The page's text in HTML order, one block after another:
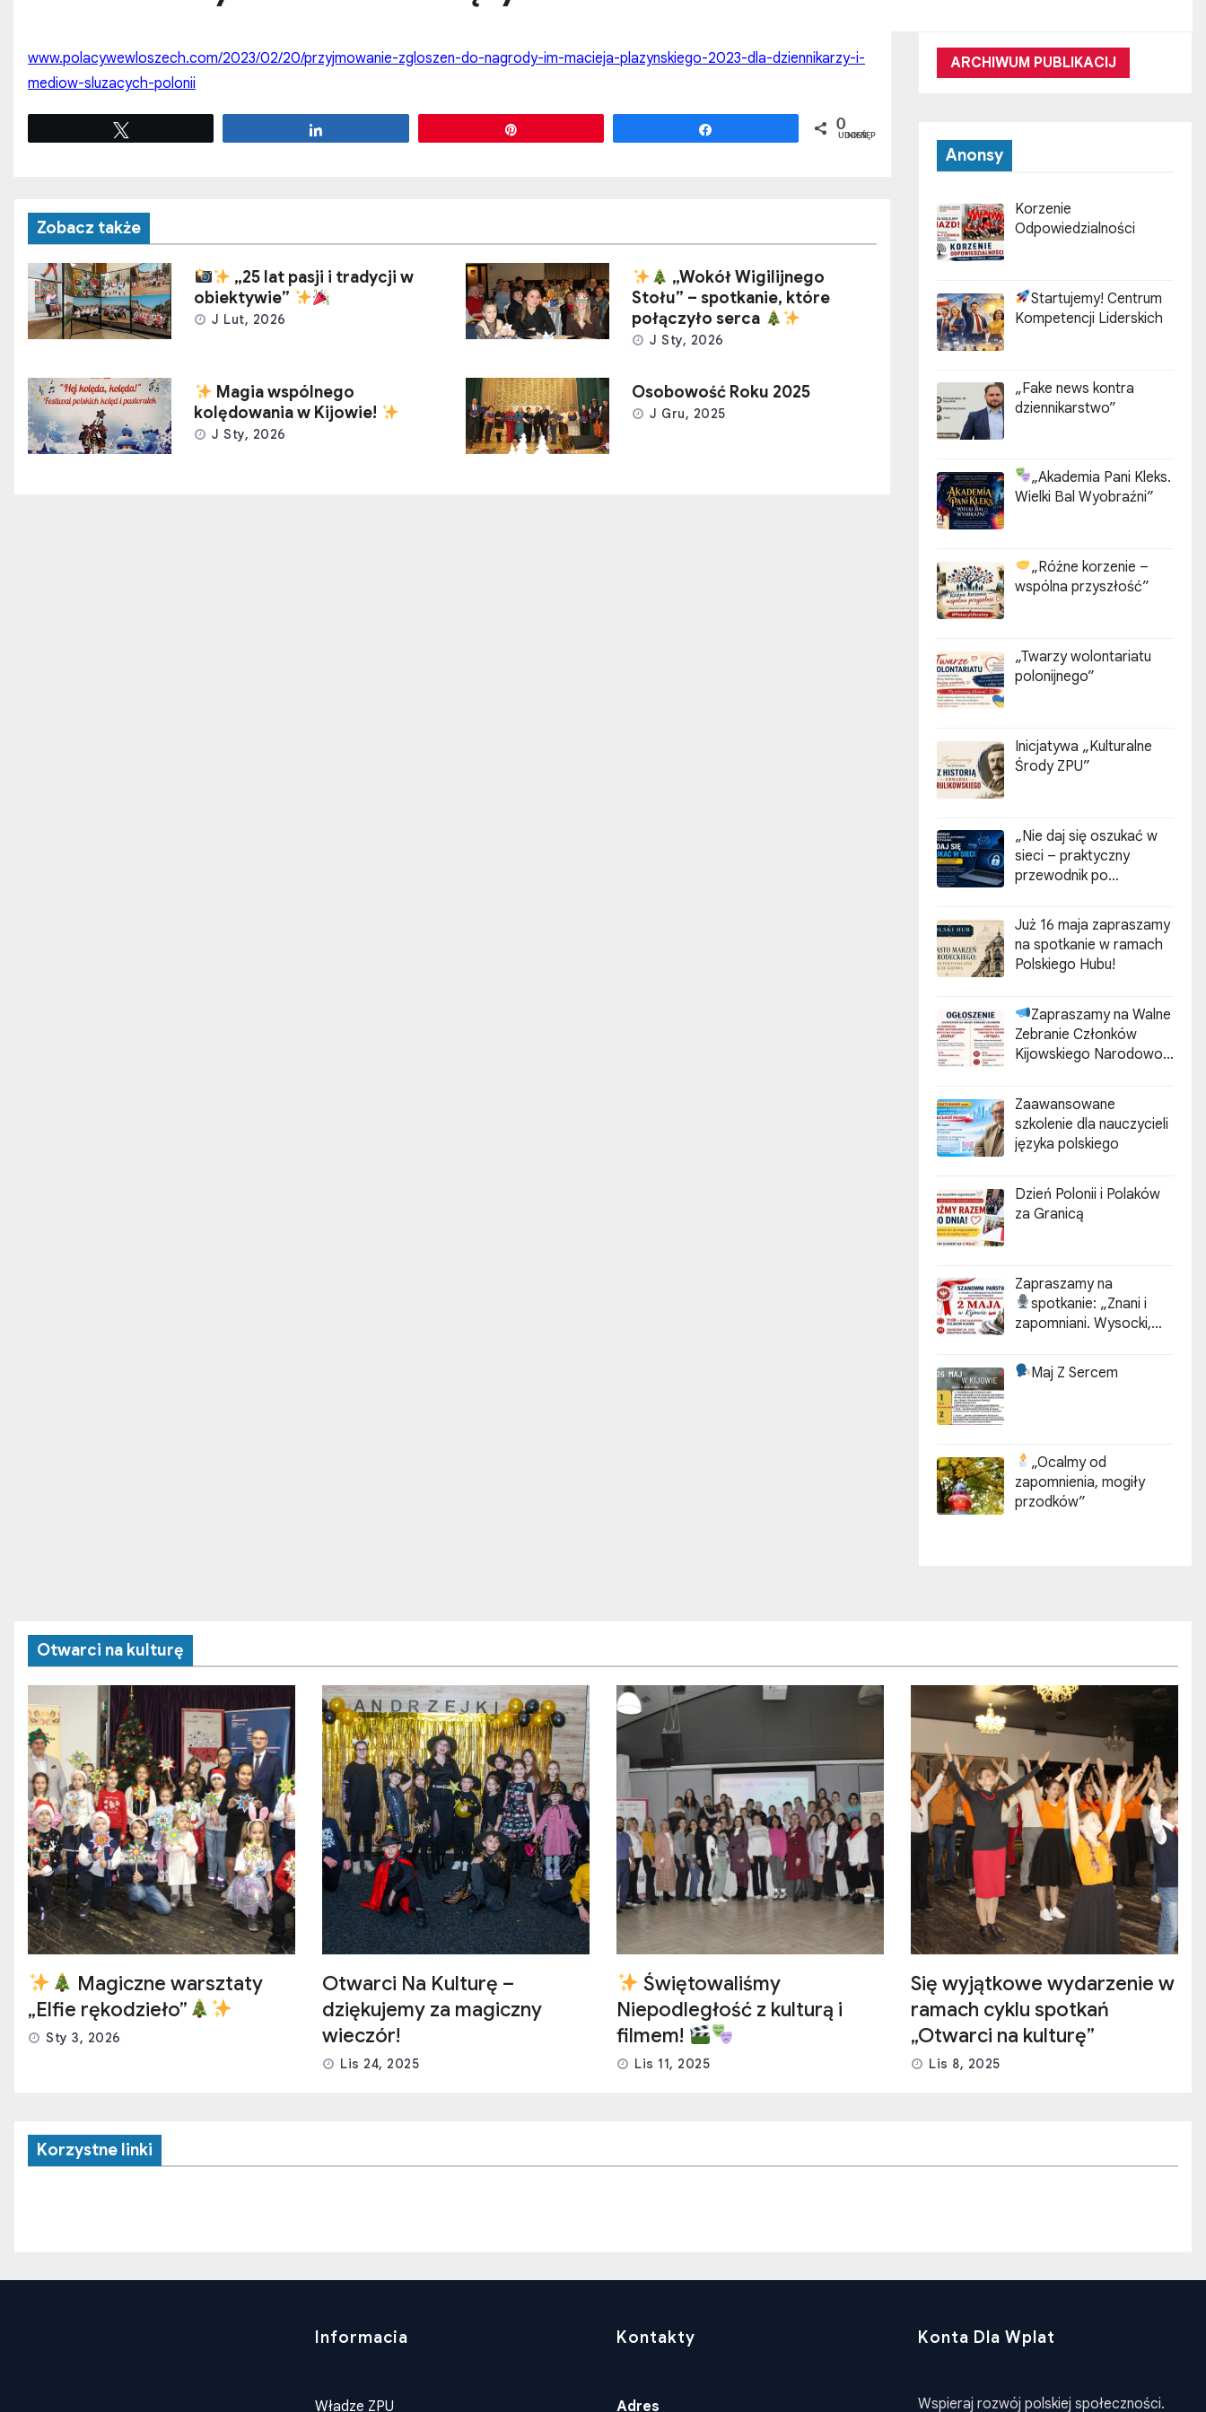
www.polacywewloszech.com/2023/02/20/przyjmowanie-zgloszen-do-nagrody-im-macieja-plazynskiego-2023-dla-dziennikarzy-i-
mediow-sluzacych-polonii
0
UDOSTĘPNIEŃ
Zobacz także
„25 lat pasji i tradycji w
obiektywie”
J Lut, 2026
„Wokół Wigilijnego
Stołu” – spotkanie, które
połączyło serca
J Sty, 2026
Magia wspólnego
kolędowania w Kijowie!
J Sty, 2026
Osobowość Roku 2025
J Gru, 2025
ARCHIWUM PUBLIKACIJ
Anonsy
Korzenie
Odpowiedzialności
Startujemy! Centrum
Kompetencji Liderskich
„Fake news kontra
dziennikarstwo”
„Akademia Pani Kleks.
Wielki Bal Wyobraźni”
„Różne korzenie –
wspólna przyszłość”
„Twarzy wolontariatu
polonijnego”
Inicjatywa „Kulturalne
Środy ZPU”
„Nie daj się oszukać w
sieci – praktyczny
przewodnik po
Już 16 maja zapraszamy
na spotkanie w ramach
Polskiego Hubu!
Zapraszamy na Walne
Zebranie Członków
Kijowskiego Narodowo-
Stowarzyszenia Polaków
„ZGODA”
Zaawansowane
szkolenie dla nauczycieli
języka polskiego
Dzień Polonii i Polaków
za Granicą
Zapraszamy na
spotkanie: „Znani i
zapomniani. Wysocki,
historii Kijowa”
Maj Z Sercem
„Ocalmy od
zapomnienia, mogiły
przodków”
Otwarci na kulturę
Magiczne warsztaty
„Elfie rękodzieło”
Sty 3, 2026
Otwarci Na Kulturę –
dziękujemy za magiczny
wieczór!
Lis 24, 2025
Świętowaliśmy
Niepodległość z kulturą i
filmem!
Lis 11, 2025
Się wyjątkowe wydarzenie w
ramach cyklu spotkań
„Otwarci na kulturę”
Lis 8, 2025
Korzystne linki
Informacia
Władze ZPU
Kontakty
Adres
Konta Dla Wplat
Wspieraj rozwój polskiej społeczności.